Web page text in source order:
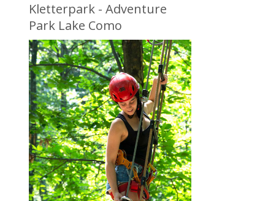
Kletterpark - Adventure
Park Lake Como